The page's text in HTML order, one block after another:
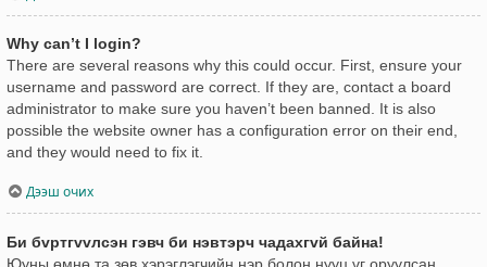
Why can’t I login?
There are several reasons why this could occur. First, ensure your
username and password are correct. If they are, contact a board
administrator to make sure you haven’t been banned. It is also
possible the website owner has a configuration error on their end,
and they would need to fix it.
Дээш очих
Би бvртгvvлсэн гэвч би нэвтэрч чадахгvй байна!
Юуны өмнө та зөв хэрэглэгчийн нэр болон нууц үг оруулсан